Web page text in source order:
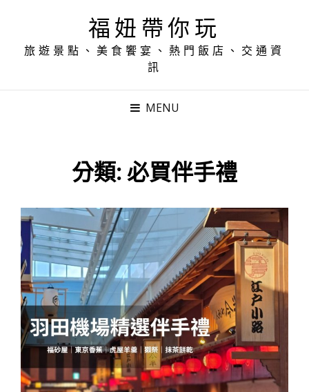
福妞帶你玩
旅遊景點、美食饗宴、熱門飯店、交通資
訊
MENU
分類:必買伴手禮